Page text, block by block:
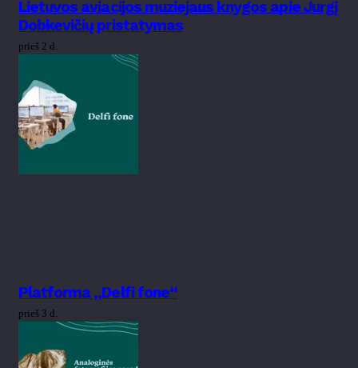
Lietuvos aviacijos muziejaus knygos apie Jurgį
Dobkevičių pristatymas
prieš 2 d.
Platforma „Delfi fone“
prieš 3 d.